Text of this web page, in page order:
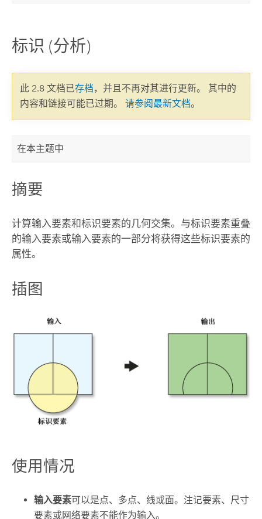
标识 (分析)
此 2.8 文档已存档，并且不再对其进行更新。 其中的
内容和链接可能已过期。 请参阅最新文档。
在本主题中
摘要
计算输入要素和标识要素的几何交集。与标识要素重叠
的输入要素或输入要素的一部分将获得这些标识要素的
属性。
插图
使用情况
输入要素可以是点、多点、线或面。注记要素、尺寸
要素或网络要素不能作为输入。